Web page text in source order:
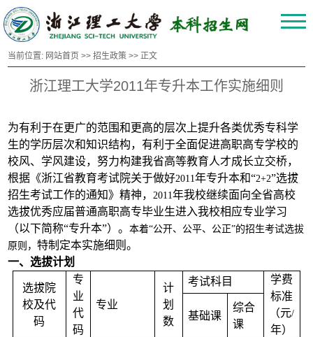
当前位置: 网站首页 >>招生政策 >> 正文
浙江理工大学2011年专升本工作实施细则
为有利于在更广的范围和更高的层次上提升各类优秀专科学
生的学历层次和知识结构，有利于全面促进高职高专学校的
校风、学风建设，努力构建我省高等教育人才成长立交桥，
根据《浙江省教育考试院关于做好2011年专升本和“2+2”选拔
招生考试工作的通知》精神， 2011年我校继续面向全省高校
选拔优秀应届普通高职高专毕业生进入我校相应专业学习
（以下简称“专升本”）。本着“公开、公平、公正”的招生考试选拔
原则，特制定本实施细则。
一、选拔计划
选拔院
校及代
码
专
业
代
码
专业
计
划
数
考试科目
学费
标准
（元/
年）
基础课
综合
课